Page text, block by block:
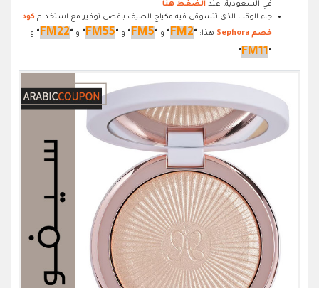
في السعودية، عند الضغط هنا
جاء الوقت الذي تتسوقي فيه مكياج الصيف باقصى توفير مع استخدام كود
خصم Sephora
هذا: "
FM2
" و "
FM5
" و "
FM55
" و "
FM22
" و
"
FM11
"